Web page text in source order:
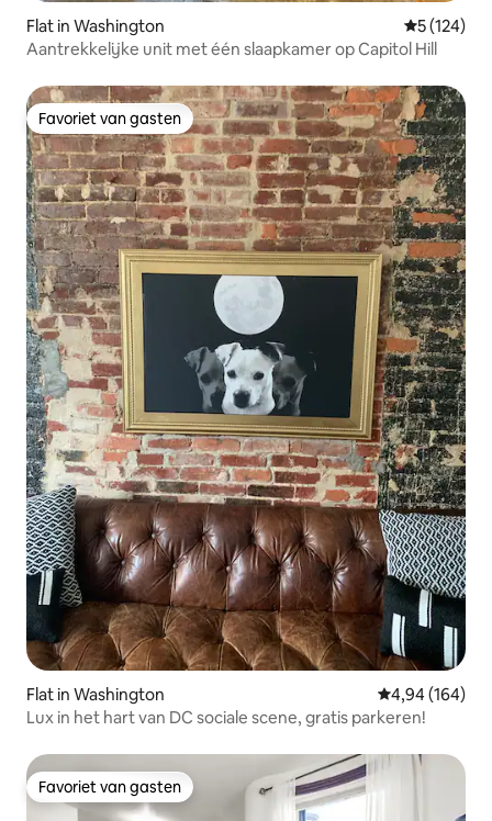
Flat in Washington
5 (124)
Aantrekkelijke unit met één slaapkamer op Capitol Hill
Favoriet van gasten
Favoriet van gasten
Flat in Washington Gemiddelde
4,94 (164)
Lux in het hart van DC sociale scene, gratis parkeren!
Favoriet van gasten
Favoriet van gasten